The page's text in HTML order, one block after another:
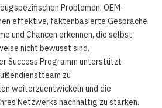
Problemen. OEM-
effektive, faktenbasierte Gespräche
und Chancen erkennen, die selbst
nicht bewusst sind.
Success Programm unterstützt
zu
weiterzuentwickeln und die
Netzwerks nachhaltig zu stärken.